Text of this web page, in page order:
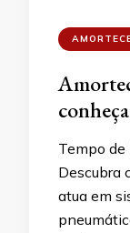
Tempo de
Descubra
atua em